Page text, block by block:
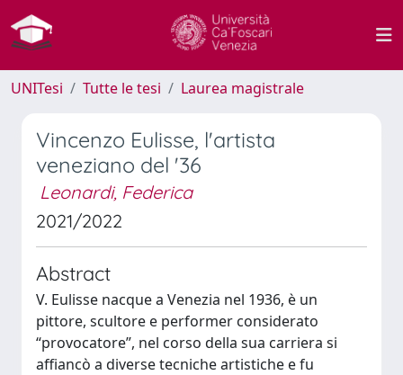
UNITesi Tutte le tesi Laurea magistrale
Vincenzo Eulisse, l'artista
veneziano del '36
Leonardi, Federica
2021/2022
Abstract
V. Eulisse nacque a Venezia nel 1936, è un
pittore, scultore e performer considerato
“provocatore”, nel corso della sua carriera si
affiancò a diverse tecniche artistiche e fu